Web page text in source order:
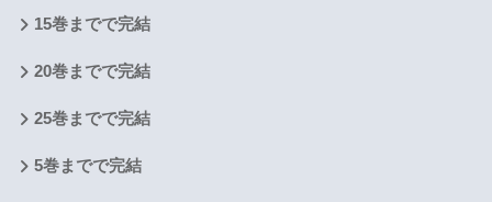
15巻までで完結
20巻までで完結
25巻までで完結
5巻までで完結